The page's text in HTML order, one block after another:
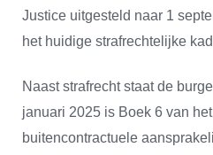
Justice uitgesteld naar 1
het huidige strafrechtelijke
Naast strafrecht staat de
januari 2025 is Boek 6 van
buitencontractuele